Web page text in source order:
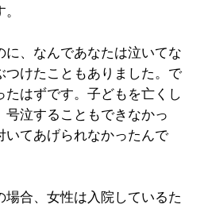
に、なんであなたは泣いてな
つけたこともありました。で
たはずです。子どもを亡くし
号泣することもできなかっ
いてあげられなかったんで
場合、女性は入院しているた